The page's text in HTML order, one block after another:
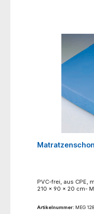
PVC-frei, aus CPE,
210 x 90 x 20 cm-
Artikelnummer: MEG